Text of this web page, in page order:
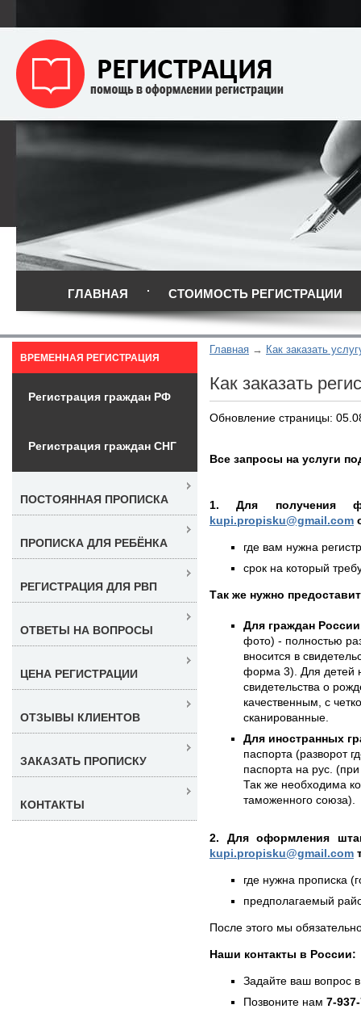
ГЛАВНАЯ СТОИМОСТЬ РЕГИСТРАЦИИ
Главная Как заказать
Как заказать
Обновление страницы:
Все запросы на услуги
1. Для получения
kupi.propisku@gmail.com
где вам нужна
срок на который
Так же нужно
Для граждан
фото) - полностью
вносится в
форма 3). Для детей
свидетельства о
качественным, с
сканированные.
Для иностранных
паспорта (разворот
паспорта на рус.
Так же необходима
таможенного союза).
2. Для оформления
kupi.propisku@gmail.com
где нужна прописка
предполагаемый
После этого мы
Наши контакты в России:
Задайте ваш вопрос
Позвоните нам 7-
ВРЕМЕННАЯ РЕГИСТРАЦИЯ
Регистрация граждан РФ
Регистрация граждан СНГ
ПОСТОЯННАЯ ПРОПИСКА
ПРОПИСКА ДЛЯ РЕБЁНКА
РЕГИСТРАЦИЯ ДЛЯ РВП
ОТВЕТЫ НА ВОПРОСЫ
ЦЕНА РЕГИСТРАЦИИ
ОТЗЫВЫ КЛИЕНТОВ
ЗАКАЗАТЬ ПРОПИСКУ
КОНТАКТЫ